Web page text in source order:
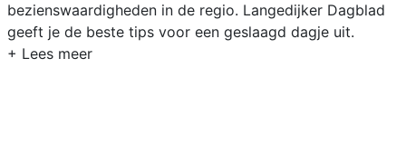
bezienswaardigheden in de regio. Langedijker Dagblad
geeft je de beste tips voor een geslaagd dagje uit.